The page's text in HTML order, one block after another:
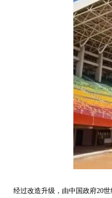
经过改造升级，由中国政府20